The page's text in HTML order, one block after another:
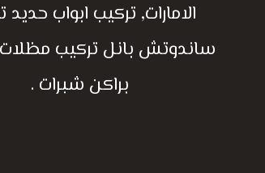
الامارات, تركيب ابواب حديد
ساندوتش بانل تركيب
براكن شبرات .